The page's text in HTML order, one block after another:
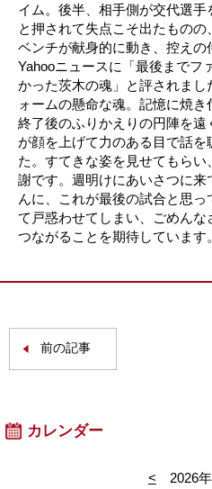
イム。後半、相手側が交代選
と押されて失点こそ出たものの
ベンチが献身的に動き、控えの
Yahooニュースに「最後までフ
かった茨木の魂」と評されま
ォームの懸命な魂。記憶に焼き
終了後のふりかえりの円陣を
が顔を上げて力のある目で話
た。すてきな姿を見せてもら
謝です。週明けにあいさつに来
んに、これが最後の試合と思
て戸惑わせてしまい、ごめん
つながることを期待しています。
前の記事
カレンダー
< 2026